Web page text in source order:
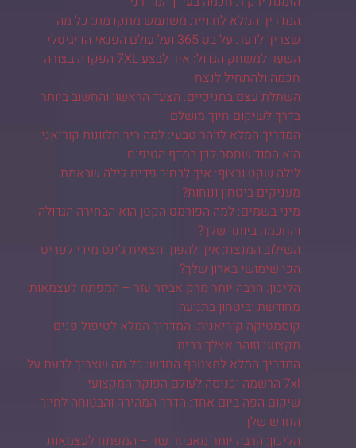
המדריך המלא לחוויית משתמש מתקדמת: כל מה
שצריך לדעת על בט 365 ועל עולם הפנאי הדיגיטלי
השער למשחק הגדול: איך לבצע 7XL הפקדה בצורה
חכמה ולהתחיל לנצח
השתלת עצם בחניכיים: הצעד הראשון והחשוב ביותר
בדרך לשיקום חיוך מושלם
המדריך המלא לזוהר טבעי: למה ריר חלזונות קוריאני
הוא הסוד שחסר לכן במדף הטיפוח
לילה שקט ורצוף: איך לבחור פדים לילה שבאמת
מעניקים ביטחון ונוחות?
מיני בשמים: למה הפורמט הקטן הוא הבחירה הגדולה
והחכמה ביותר שלך?
השילוב המנצח: איך להפוך חצאית ג'ינס מידי לפריט
הכי שימושי בארון שלך?
הליכון: הרבה יותר מרק אביזר עזר – המפתח לעצמאות
מחודשת וביטחון בתנועה
קוסמטיקה קוריאנית: המדריך המלא לטיפול פנים
מקצועי וזוהר אצלך בבית
המדריך המלא למצטרף החדש: כל מה שצריך לדעת על
7xl הרשמה וכניסה לעולם הפוקר המקצועי
שיקום הפה ביום אחד: הדרך המהירה והבטוחה לחיוך
החדש שלך
הליכון: הרבה יותר מאביזר עזר – המפתח לעצמאות